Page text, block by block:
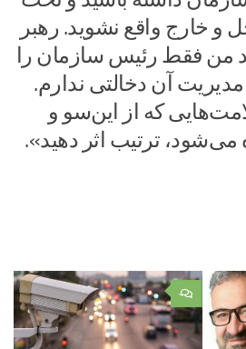
و خارج واقع نشوید. رهبر
من فقط رئیس سازمان را
آن دخالتی ندارم.
که از این‌سو و
ترتیب اثر دهید».
۰